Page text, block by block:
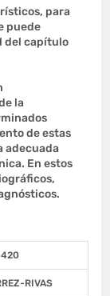
para
puede
del capítulo
la
de estas
adecuada
En estos
420
RIVAS